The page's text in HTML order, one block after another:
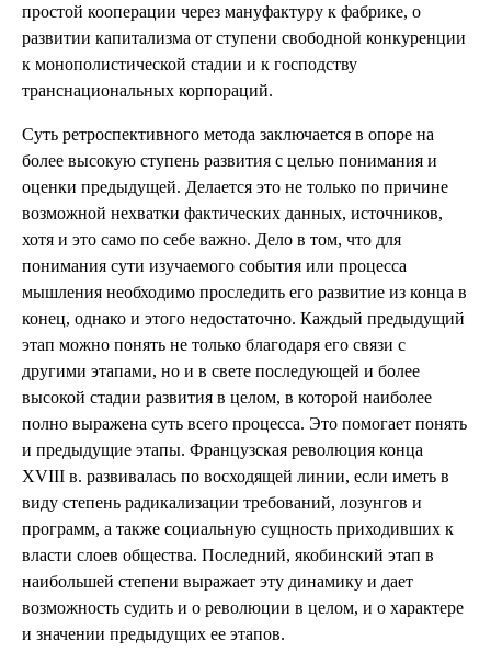
простой кооперации через мануфактуру к фабрике, о
развитии капитализма от ступени свободной конкуренции
к монополистической стадии и к господству
транснациональных корпораций.
Суть ретроспективного метода заключается в опоре на
более высокую ступень развития с целью понимания и
оценки предыдущей. Делается это не только по причине
возможной нехватки фактических данных, источников,
хотя и это само по себе важно. Дело в том, что для
понимания сути изучаемого события или процесса
мышления необходимо проследить его развитие из конца в
конец, однако и этого недостаточно. Каждый предыдущий
этап можно понять не только благодаря его связи с
другими этапами, но и в свете последующей и более
высокой стадии развития в целом, в которой наиболее
полно выражена суть всего процесса. Это помогает понять
и предыдущие этапы. Французская революция конца
XVIII в. развивалась по восходящей линии, если иметь в
виду степень радикализации требований, лозунгов и
программ, а также социальную сущность приходивших к
власти слоев общества. Последний, якобинский этап в
наибольшей степени выражает эту динамику и дает
возможность судить и о революции в целом, и о характере
и значении предыдущих ее этапов.